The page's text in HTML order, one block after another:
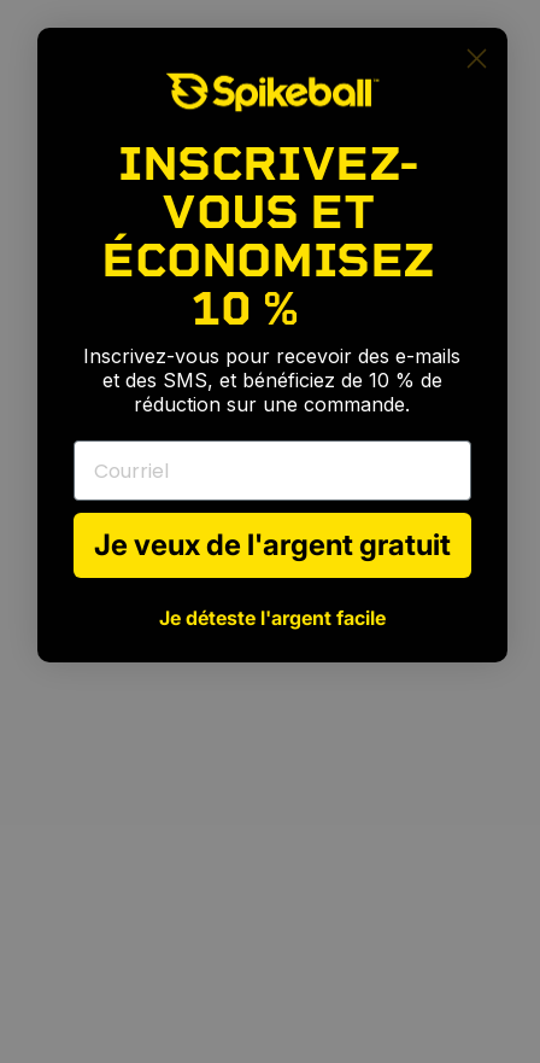
Pour tous les niveaux
INSCRIVEZ-
VOUS ET
ÉCONOMISEZ
10 %
Inscrivez-vous pour recevoir des e-mails
et des SMS, et bénéficiez de 10 % de
réduction sur une commande.
Courriel
Je veux de l'argent gratuit
Je déteste l'argent facile